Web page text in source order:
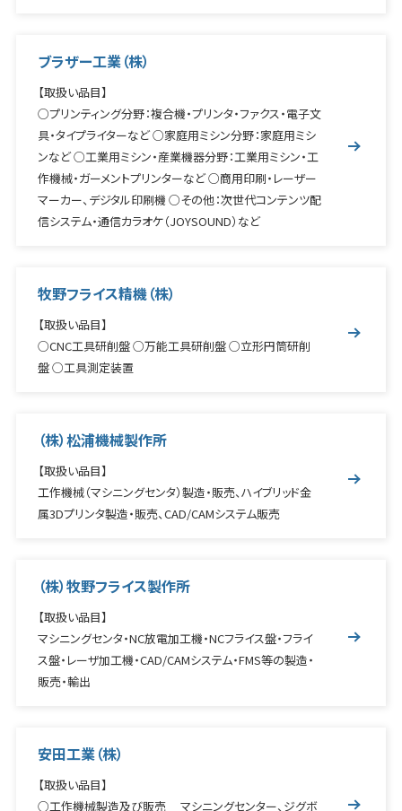
ブラザー工業（株）
【取扱い品目】
○プリンティング分野：複合機・プリンタ・ファクス・電子文
具・タイプライターなど ○家庭用ミシン分野：家庭用ミシ
ンなど ○工業用ミシン・産業機器分野：工業用ミシン・工
作機械・ガーメントプリンターなど ○商用印刷・レーザー
マーカー、デジタル印刷機 ○その他：次世代コンテンツ配
信システム・通信カラオケ（JOYSOUND）など
牧野フライス精機（株）
【取扱い品目】
○CNC工具研削盤 ○万能工具研削盤 ○立形円筒研削
盤 ○工具測定装置
（株）松浦機械製作所
【取扱い品目】
工作機械（マシニングセンタ）製造・販売、ハイブリッド金
属3Dプリンタ製造・販売、CAD/CAMシステム販売
（株）牧野フライス製作所
【取扱い品目】
マシニングセンタ・NC放電加工機・NCフライス盤・フライ
ス盤・レーザ加工機・CAD/CAMシステム・FMS等の製造・
販売・輸出
安田工業（株）
【取扱い品目】
○工作機械製造及び販売 マシニングセンター、ジグボ